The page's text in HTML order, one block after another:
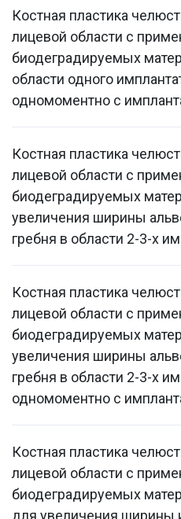
Костная пластика
лицевой области с
биодеградируемых
области одного
одномоментно с
Костная пластика
лицевой области с
биодеградируемых
увеличения ширины
гребня в области 2-3-х
Костная пластика
лицевой области с
биодеградируемых
увеличения ширины
гребня в области 2-3-х
одномоментно с
Костная пластика
лицевой области с
биодеградируемых
для увеличения ширины